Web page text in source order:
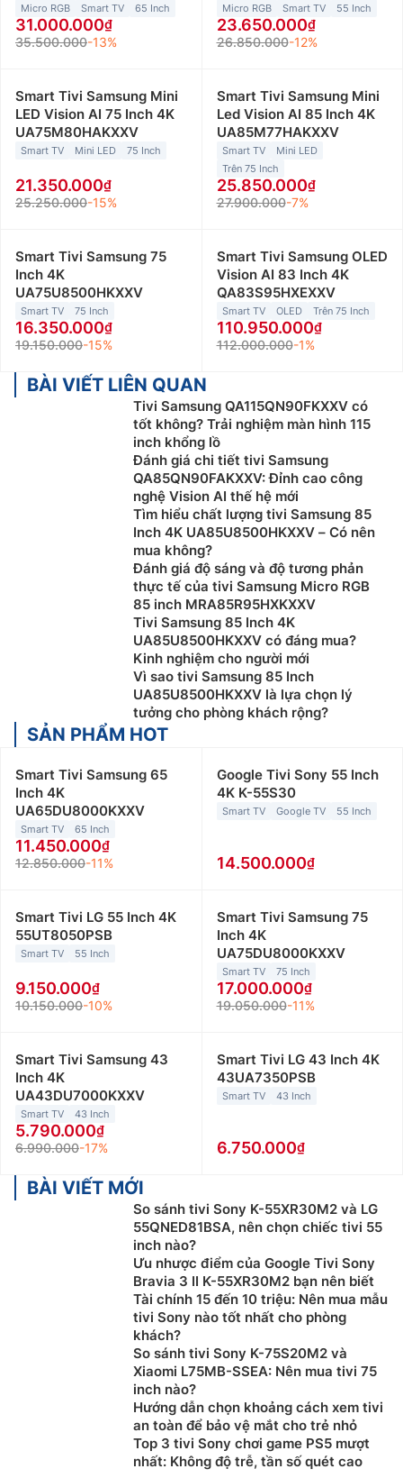
Micro RGB Smart TV 65 Inch
31.000.000
35.500.000-13%
Micro RGB Smart TV 55 Inch
23.650.000
26.850.000-12%
Smart Tivi Samsung Mini
LED Vision AI 75 Inch 4K
UA75M80HAKXXV
Smart TV Mini LED 75 Inch
21.350.000
25.250.000-15%
Smart Tivi Samsung Mini
Led Vision AI 85 Inch 4K
UA85M77HAKXXV
Smart TV
Mini LED
Trên 75 Inch
25.850.000
27.900.000-7%
Smart Tivi Samsung 75
Inch 4K
UA75U8500HKXXV
Smart TV 75 Inch
16.350.000
19.150.000-15%
Smart Tivi Samsung OLED
Vision AI 83 Inch 4K
QA83S95HXEXXV
Smart TV OLED Trên 75 Inch
110.950.000
112.000.000-1%
BÀI VIẾT LIÊN QUAN
Tivi Samsung QA115QN90FKXXV có
tốt không? Trải nghiệm màn hình 115
inch khổng lồ
Đánh giá chi tiết tivi Samsung
QA85QN90FAKXXV: Đỉnh cao công
nghệ Vision AI thế hệ mới
Tìm hiểu chất lượng tivi Samsung 85
Inch 4K UA85U8500HKXXV – Có nên
mua không?
Đánh giá độ sáng và độ tương phản
thực tế của tivi Samsung Micro RGB
85 inch MRA85R95HXKXXV
Tivi Samsung 85 Inch 4K
UA85U8500HKXXV có đáng mua?
Kinh nghiệm cho người mới
Vì sao tivi Samsung 85 Inch
UA85U8500HKXXV là lựa chọn lý
tưởng cho phòng khách rộng?
SẢN PHẨM HOT
Smart Tivi Samsung 65
Inch 4K
UA65DU8000KXXV
Smart TV 65 Inch
11.450.000
12.850.000-11%
Google Tivi Sony 55 Inch
4K K-55S30
Smart TV Google TV 55 Inch
14.500.000
Smart Tivi LG 55 Inch 4K
55UT8050PSB
Smart TV 55 Inch
9.150.000
10.150.000-10%
Smart Tivi Samsung 75
Inch 4K
UA75DU8000KXXV
Smart TV 75 Inch
17.000.000
19.050.000-11%
Smart Tivi Samsung 43
Inch 4K
UA43DU7000KXXV
Smart TV 43 Inch
5.790.000
6.990.000-17%
Smart Tivi LG 43 Inch 4K
43UA7350PSB
Smart TV 43 Inch
6.750.000
BÀI VIẾT MỚI
So sánh tivi Sony K-55XR30M2 và LG
55QNED81BSA, nên chọn chiếc tivi 55
inch nào?
Ưu nhược điểm của Google Tivi Sony
Bravia 3 II K-55XR30M2 bạn nên biết
Tài chính 15 đến 10 triệu: Nên mua mẫu
tivi Sony nào tốt nhất cho phòng
khách?
So sánh tivi Sony K-75S20M2 và
Xiaomi L75MB-SSEA: Nên mua tivi 75
inch nào?
Hướng dẫn chọn khoảng cách xem tivi
an toàn để bảo vệ mắt cho trẻ nhỏ
Top 3 tivi Sony chơi game PS5 mượt
nhất: Không độ trễ, tần số quét cao